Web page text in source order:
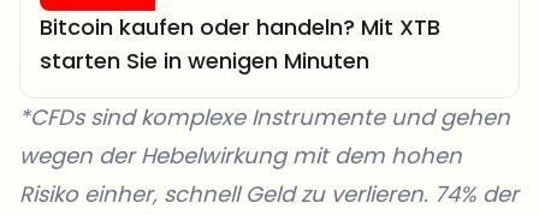
Bitcoin kaufen oder handeln? Mit XTB
starten Sie in wenigen Minuten
*CFDs sind komplexe Instrumente und gehen
wegen der Hebelwirkung mit dem hohen
Risiko einher, schnell Geld zu verlieren. 74% der